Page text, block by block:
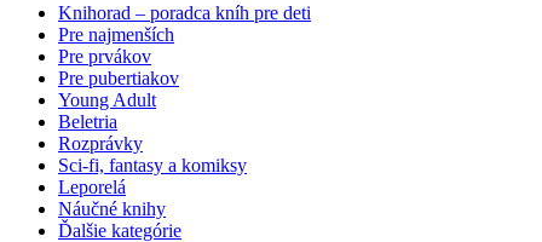
Knihorad – poradca kníh pre deti
Pre najmenších
Pre prvákov
Pre pubertiakov
Young Adult
Beletria
Rozprávky
Sci-fi, fantasy a komiksy
Leporelá
Náučné knihy
Ďalšie kategórie